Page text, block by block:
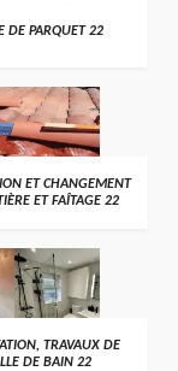
DE PARQUET 22
ET CHANGEMENT
ET FAÎTAGE 22
TRAVAUX DE
DE BAIN 22